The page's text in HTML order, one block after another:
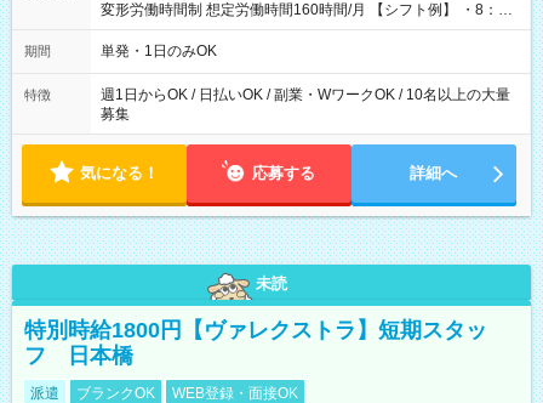
変形労働時間制 想定労働時間160時間/月 【シフト例】 ・8：00
～21：00
期間 単発・1日のみOK
特徴
週1日からOK / 日払いOK / 副業・WワークOK / 10名以上の大量
募集
気になる！ 応募する 詳細へ
未読
特別時給1800円【ヴァレクストラ】短期スタッ
フ 日本橋
派遣 ブランクOK WEB登録・面接OK